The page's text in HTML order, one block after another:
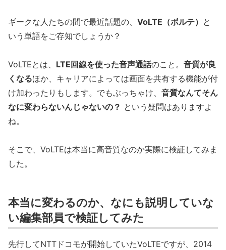
ギークな人たちの間で最近話題の、 VoLTE（ボルテ） と
いう単語をご存知でしょうか？
VoLTEとは、 LTE回線を使った音声通話のこと。 音質が良
くなるほか、キャリアによっては画面を共有する機能が付
け加わったりもします。でもぶっちゃけ、 音質なんてそん
なに変わらないんじゃないの？ という疑問はありますよ
ね。
そこで、VoLTEは本当に高音質なのか実際に検証してみま
した。
本当に変わるのか、なにも説明していな
い編集部員で検証してみた
先行してNTTドコモが開始していたVoLTEですが、2014